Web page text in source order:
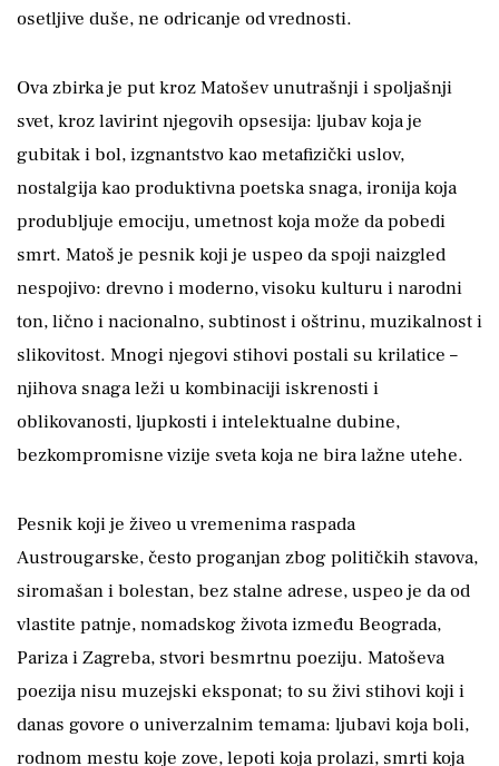
osetljive duše, ne odricanje od vrednosti.
Ova zbirka je put kroz Matošev unutrašnji i spoljašnji
svet, kroz lavirint njegovih opsesija: ljubav koja je
gubitak i bol, izgnantstvo kao metafizički uslov,
nostalgija kao produktivna poetska snaga, ironija koja
produbljuje emociju, umetnost koja može da pobedi
smrt. Matoš je pesnik koji je uspeo da spoji naizgled
nespojivo: drevno i moderno, visoku kulturu i narodni
ton, lično i nacionalno, subtinost i oštrinu, muzikalnost i
slikovitost. Mnogi njegovi stihovi postali su krilatice –
njihova snaga leži u kombinaciji iskrenosti i
oblikovanosti, ljupkosti i intelektualne dubine,
bezkompromisne vizije sveta koja ne bira lažne utehe.
Pesnik koji je živeo u vremenima raspada
Austrougarske, često proganjan zbog političkih stavova,
siromašan i bolestan, bez stalne adrese, uspeo je da od
vlastite patnje, nomadskog života između Beograda,
Pariza i Zagreba, stvori besmrtnu poeziju. Matoševa
poezija nisu muzejski eksponat; to su živi stihovi koji i
danas govore o univerzalnim temama: ljubavi koja boli,
rodnom mestu koje zove, lepoti koja prolazi, smrti koja